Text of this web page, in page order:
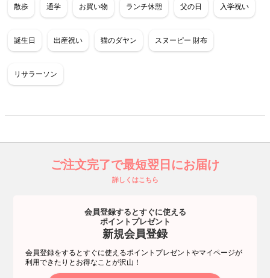
散歩 通学 お買い物 ランチ休憩 父の日 入学祝い
誕生日 出産祝い 猫のダヤン スヌーピー 財布
リサラーソン
ご注文完了で最短翌日にお届け
詳しくはこちら
会員登録するとすぐに使える
ポイントプレゼント
新規会員登録
会員登録をするとすぐに使えるポイントプレゼントやマイページが
利用できたりとお得なことが沢山！